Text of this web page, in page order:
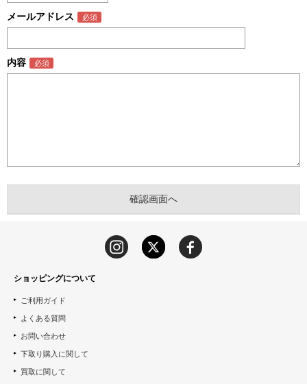
メールアドレス
内容
ショッピングについて
ご利用ガイド
よくある質問
お問い合わせ
下取り購入に関して
買取に関して